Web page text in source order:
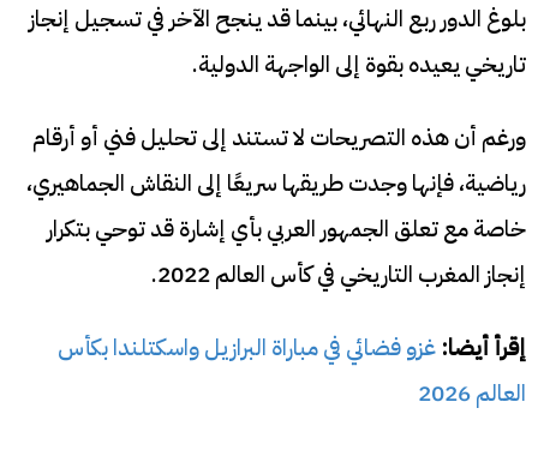
بلوغ الدور ربع النهائي، بينما قد ينجح الآخر في تسجيل إنجاز
تاريخي يعيده بقوة إلى الواجهة الدولية.
ورغم أن هذه التصريحات لا تستند إلى تحليل فني أو أرقام
رياضية، فإنها وجدت طريقها سريعًا إلى النقاش الجماهيري،
خاصة مع تعلق الجمهور العربي بأي إشارة قد توحي بتكرار
إنجاز المغرب التاريخي في كأس العالم 2022.
إقرأ أيضا: غزو فضائي في مباراة البرازيل واسكتلندا بكأس
العالم 2026